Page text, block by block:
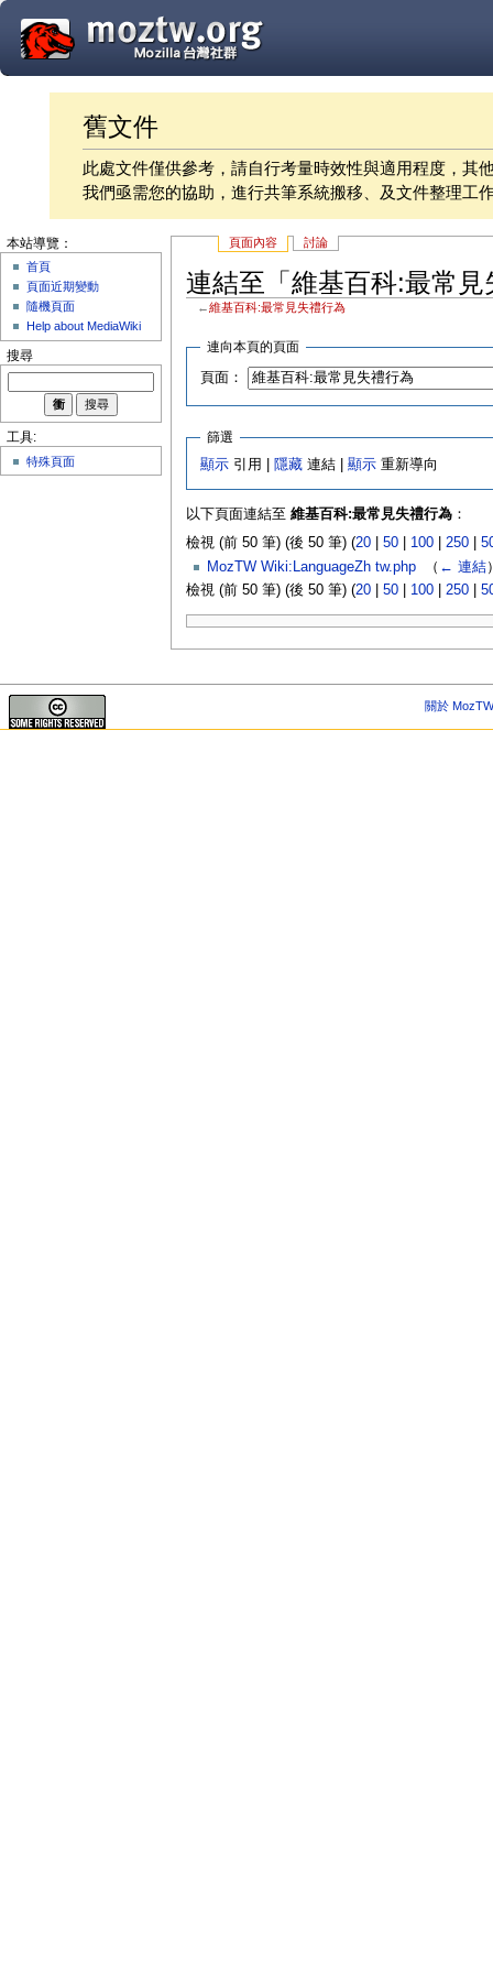
舊文件
此處文件僅供參考，請自行考量時效性與適用程度，其
我們亟需您的協助，進行共筆系統搬移、及文件整理工
頁面內容 討論
連結至「維基百科:最常
←維基百科:最常見失禮行為
連向本頁的頁面
頁面：
篩選
顯示 引用 | 隱藏 連結 |顯示 重新導向
以下頁面連結至 維基百科:最常見失禮行為：
檢視 (前 50 筆) (後 50 筆) (20| 50| 100| 250|
MozTW Wiki:LanguageZh tw.php‎ （ ← 連結
檢視 (前 50 筆) (後 50 筆) (20| 50| 100| 250|
本站導覽：
首頁
頁面近期變動
隨機頁面
Help about MediaWiki
搜尋
工具:
特殊頁面
關於